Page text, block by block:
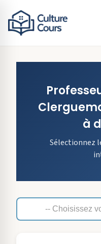
à
Sélectionnez